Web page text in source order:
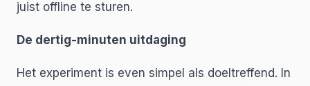
juist offline te sturen.
De dertig-minuten uitdaging
Het experiment is even simpel als doeltreffend. In